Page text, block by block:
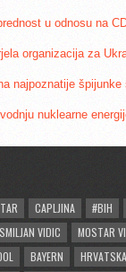
u odnosu na
organizacija za
najpoznatije špijunke
nuklearne
CAPLJINA #BIH
SMILJAN VIDIC MOSTAR
BAYERN HRVATSKA